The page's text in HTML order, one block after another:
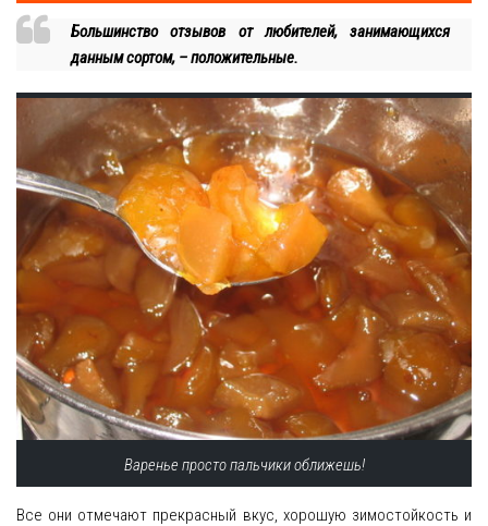
Большинство отзывов от любителей, занимающихся
данным сортом, – положительные.
Варенье просто пальчики оближешь!
Все они отмечают прекрасный вкус, хорошую зимостойкость и